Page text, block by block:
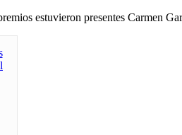
estuvieron presentes Carmen